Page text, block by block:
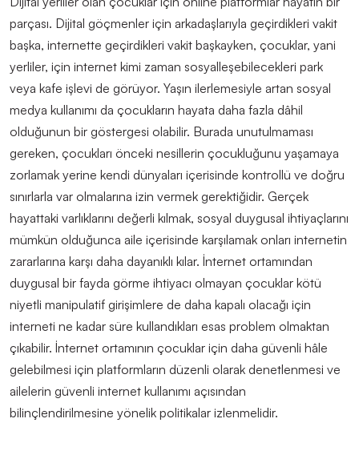
parçası. Dijital göçmenler için arkadaşlarıyla geçirdikleri vakit
başka, internette geçirdikleri vakit başkayken, çocuklar, yani
yerliler, için internet kimi zaman sosyalleşebilecekleri park
veya kafe işlevi de görüyor. Yaşın ilerlemesiyle artan sosyal
medya kullanımı da çocukların hayata daha fazla dâhil
olduğunun bir göstergesi olabilir. Burada unutulmaması
gereken, çocukları önceki nesillerin çocukluğunu yaşamaya
zorlamak yerine kendi dünyaları içerisinde kontrollü ve doğru
sınırlarla var olmalarına izin vermek gerektiğidir. Gerçek
hayattaki varlıklarını değerli kılmak, sosyal duygusal ihtiyaçlarını
mümkün olduğunca aile içerisinde karşılamak onları internetin
zararlarına karşı daha dayanıklı kılar. İnternet ortamından
duygusal bir fayda görme ihtiyacı olmayan çocuklar kötü
niyetli manipulatif girişimlere de daha kapalı olacağı için
interneti ne kadar süre kullandıkları esas problem olmaktan
çıkabilir. İnternet ortamının çocuklar için daha güvenli hâle
gelebilmesi için platformların düzenli olarak denetlenmesi ve
ailelerin güvenli internet kullanımı açısından
bilinçlendirilmesine yönelik politikalar izlenmelidir.